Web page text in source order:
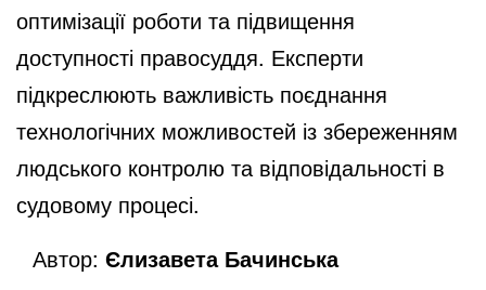
оптимізації роботи та підвищення
доступності правосуддя. Експерти
підкреслюють важливість поєднання
технологічних можливостей із збереженням
людського контролю та відповідальності в
судовому процесі.
Автор: Єлизавета Бачинська